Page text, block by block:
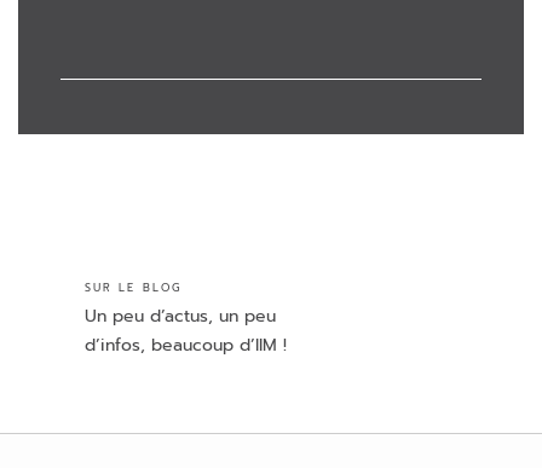
SUR LE BLOG
Un peu d’actus, un peu
d’infos, beaucoup d’IIM !